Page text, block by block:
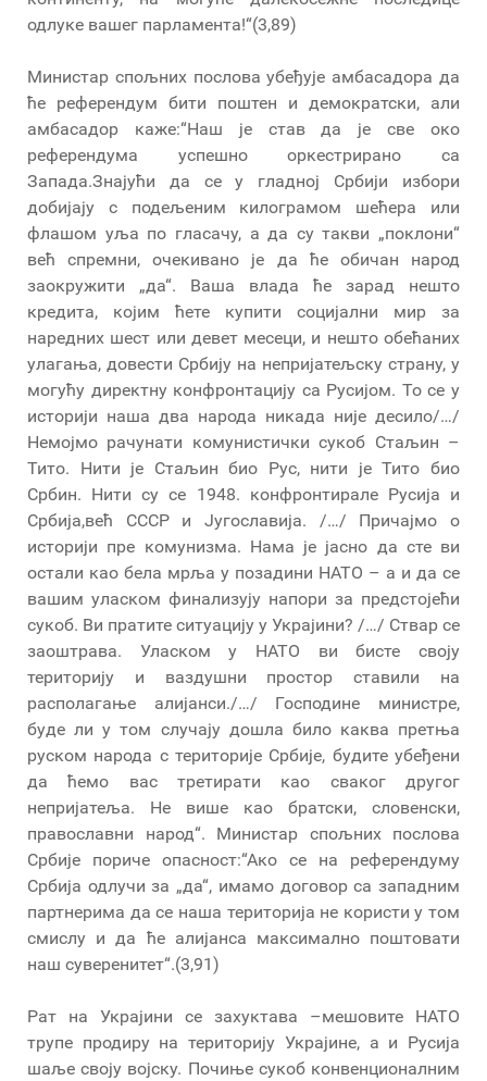
одлуке вашег парламента!“(3,89)
Министар спољних послова убеђује амбасадора да
ће референдум бити поштен и демократски, али
амбасадор каже:“Наш је став да је све око
референдума успешно оркестрирано са
Запада.Знајући да се у гладној Србији избори
добијају с подељеним килограмом шећера или
флашом уља по гласачу, а да су такви „поклони“
већ спремни, очекивано је да ће обичан народ
заокружити „да“. Ваша влада ће зарад нешто
кредита, којим ћете купити социјални мир за
наредних шест или девет месеци, и нешто обећаних
улагања, довести Србију на непријатељску страну, у
могућу директну конфронтацију са Русијом. То се у
историји наша два народа никада није десило/…/
Немојмо рачунати комунистички сукоб Стаљин –
Тито. Нити је Стаљин био Рус, нити је Тито био
Србин. Нити су се 1948. конфронтирале Русија и
Србија,већ СССР и Југославија. /…/ Причајмо о
историји пре комунизма. Нама је јасно да сте ви
остали као бела мрља у позадини НАТО – а и да се
вашим уласком финализују напори за предстојећи
сукоб. Ви пратите ситуацију у Украјини? /…/ Ствар се
заоштрава. Уласком у НАТО ви бисте своју
територију и ваздушни простор ставили на
располагање алијанси./…/ Господине министре,
буде ли у том случају дошла било каква претња
руском народа с територије Србије, будите убеђени
да ћемо вас третирати као сваког другог
непријатеља. Не више као братски, словенски,
православни народ“. Министар спољних послова
Србије пориче опасност:“Ако се на референдуму
Србија одлучи за „да“, имамо договор са западним
партнерима да се наша територија не користи у том
смислу и да ће алијанса максимално поштовати
наш суверенитет“.(3,91)
Рат на Украјини се захуктава –мешовите НАТО
трупе продиру на територију Украјине, а и Русија
шаље своју војску. Почиње сукоб конвенционалним